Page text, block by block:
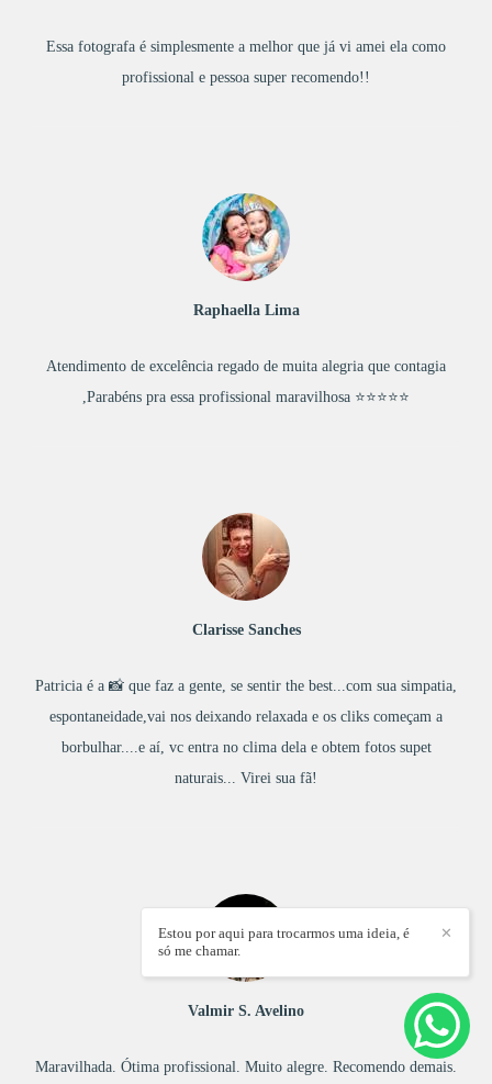
Essa fotografa é simplesmente a melhor que já vi amei ela como
profissional e pessoa super recomendo!!
Atendimento de excelência regado de muita alegria que contagia
,Parabéns pra essa profissional maravilhosa ⭐⭐⭐⭐⭐
Raphaella Lima
Patricia é a 📸 que faz a gente, se sentir the best...com sua simpatia,
espontaneidade,vai nos deixando relaxada e os cliks começam a
borbulhar....e aí, vc entra no clima dela e obtem fotos supet
naturais... Virei sua fã!
Clarisse Sanches
Maravilhada. Ótima profissional. Muito alegre. Recomendo demais.
Valmir S. Avelino
✕
Estou por aqui para trocarmos uma ideia, é
só me chamar.